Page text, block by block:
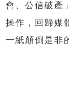
會、公信破產
操作，回歸媒
一紙顛倒是非